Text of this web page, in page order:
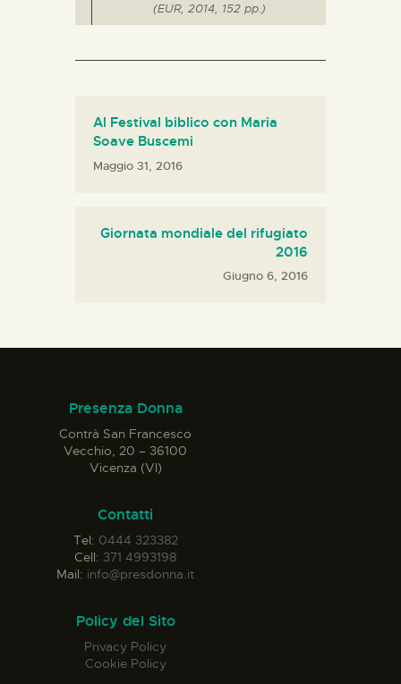
(EUR, 2014, 152 pp.)
Al Festival biblico con Maria
Soave Buscemi
Maggio 31, 2016
Giornata mondiale del rifugiato
2016
Giugno 6, 2016
Presenza Donna
Contrà San Francesco
Vecchio, 20 – 36100
Vicenza (VI)
Contatti
Tel: 0444 323382
Cell: 371 4993198
Mail: info@presdonna.it
Policy del Sito
Privacy Policy
Cookie Policy